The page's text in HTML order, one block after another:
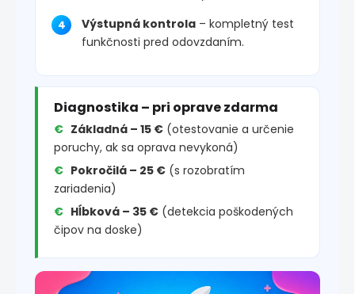
Výstupná kontrola – kompletný test
funkčnosti pred odovzdaním.
Diagnostika – pri oprave zdarma
Základná – 15 € (otestovanie a určenie
poruchy, ak sa oprava nevykoná)
Pokročilá – 25 € (s rozobratím
zariadenia)
Hĺbková – 35 € (detekcia poškodených
čipov na doske)